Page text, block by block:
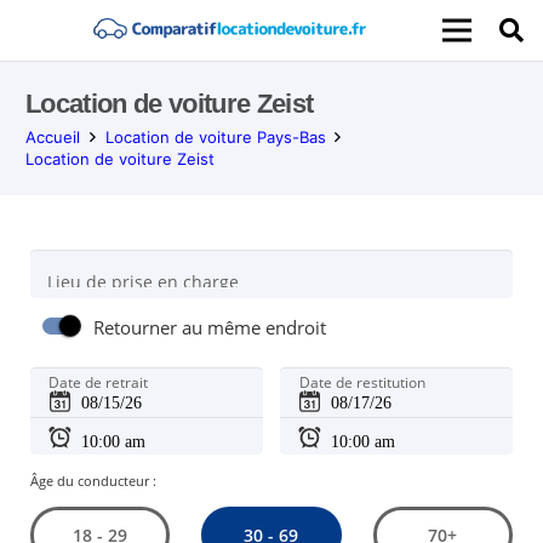
Location de voiture Zeist
Accueil
Location de voiture Pays-Bas
Location de voiture Zeist
Lieu de prise en charge
Retourner au même endroit
Date de retrait Date de restitution
Âge du conducteur :
18 - 29 30 - 69 70+